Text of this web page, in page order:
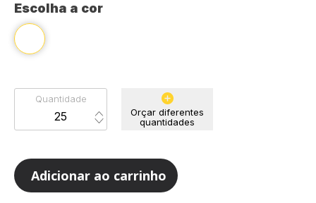
Escolha a cor
Quantidade
Orçar diferentes
quantidades
Adicionar ao carrinho